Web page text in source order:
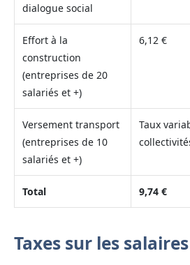
dialogue social
Effort à la
construction
(entreprises de 20
salariés et +)
6,12 €
Versement transport
(entreprises de 10
salariés et +)
Taux
Total 9,74 €
Taxes sur les salaires